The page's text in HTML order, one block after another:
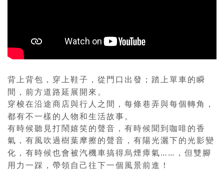
背上背包，穿上鞋子，從門口出發；踏上單車的瞬
間，前方道路延展開來。
穿梭在沿途商店與行人之間，每條巷弄與每個轉角，
都有不一樣的人物和生活故事。
有時候聽見打鬧嬉笑的聲音，有時候聞到咖啡的香
氣，有風吹過樹葉摩擦的聲音，有陽光灑下的光影變
化，有時候也會被汽機車搞得烏煙瘴氣…… ，但雙腳
用力一踩，帶領自己往下一個風景前進！